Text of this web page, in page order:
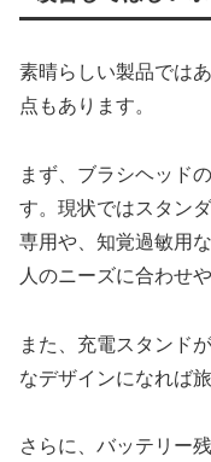
素晴らしい製品では
点もあります。
まず、ブラシヘッド
す。現状ではスタン
専用や、知覚過敏用
人のニーズに合わせ
また、充電スタンド
なデザインになれば
さらに、バッテリー